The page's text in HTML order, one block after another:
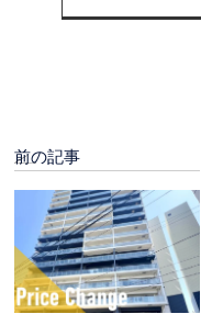
前の記事